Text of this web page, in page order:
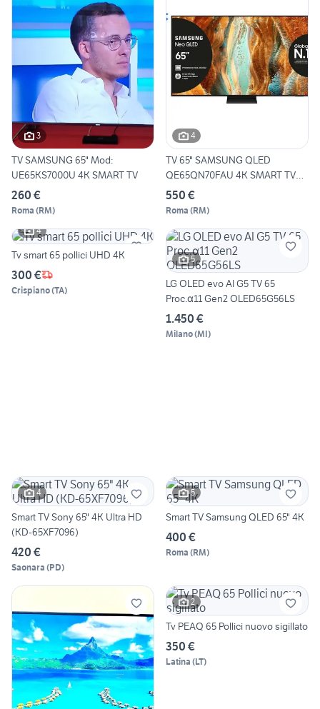
3
TV SAMSUNG 65" Mod:
UE65KS7000U 4K SMART TV
260 €
Roma (RM)
4
TV 65" SAMSUNG QLED
QE65QN70FAU 4K SMART TV
nuovo
550 €
Roma (RM)
4
Tv smart 65 pollici UHD 4K
300 €
Crispiano(TA)
5
LG OLED evo AI G5 TV 65
Proc.α11 Gen2 OLED65G56LS
1.450 €
Milano(MI)
4
Smart TV Sony 65" 4K Ultra HD
(KD-65XF7096)
420 €
Saonara (PD)
5
Smart TV Samsung QLED 65" 4K
400 €
Roma (RM)
2
Tv PEAQ 65 Pollici nuovo sigillato
350 €
Latina (LT)